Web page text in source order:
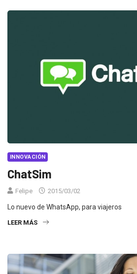
INNOVACIÓN
ChatSim
Felipe 2015/03/02
Lo nuevo de WhatsApp, para viajeros
LEER MÁS